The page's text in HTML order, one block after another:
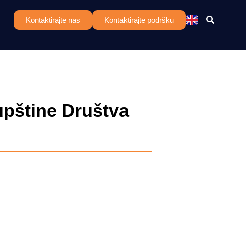
Kontaktirajte nas Kontaktirajte podršku
Društva